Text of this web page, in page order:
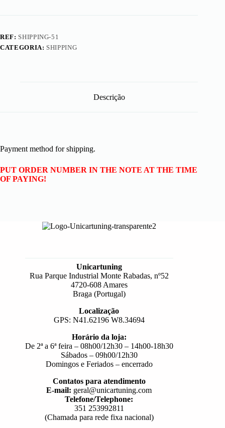
REF: SHIPPING-51
CATEGORIA: SHIPPING
Descrição
Payment method for shipping.
PUT ORDER NUMBER IN THE NOTE AT THE TIME
OF PAYING!
Unicartuning
Rua Parque Industrial Monte Rabadas, nº52
4720-608 Amares
Braga (Portugal)
Localização
GPS: N41.62196 W8.34694
Horário da loja:
De 2ª a 6ª feira – 08h00/12h30 – 14h00-18h30
Sábados – 09h00/12h30
Domingos e Feriados – encerrado
Contatos para atendimento
E-mail: geral@unicartuning.com
Telefone/Telephone:
351 253992811
(Chamada para rede fixa nacional)